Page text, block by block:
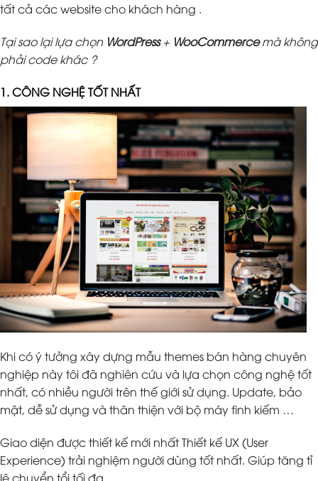
tất cả các website cho khách hàng .
Tại sao lại lựa chọn WordPress+ WooCommercemà không
phải code khác ?
1. CÔNG NGHỆ TỐT NHẤT
Khi có ý tưởng xây dựng mẫu themes bán hàng chuyên
nghiệp này tôi đã nghiên cứu và lựa chọn công nghệ tốt
nhất, có nhiều người trên thế giới sử dụng. Update, bảo
mật, dễ sử dụng và thân thiện với bộ máy tình kiếm …
Giao diện được thiết kế mới nhất Thiết kế UX (User
Experience) trải nghiệm người dùng tốt nhất. Giúp tăng tỉ
lệ chuyển tổi tối đa.